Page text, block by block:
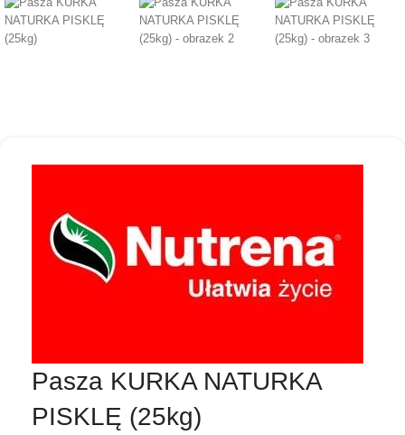
Pasza KURKA NATURKA
PISKLĘ (25kg)